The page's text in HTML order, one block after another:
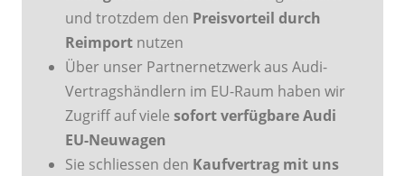
und trotzdem den Preisvorteil durch
Reimport nutzen
Über unser Partnernetzwerk aus Audi-
Vertragshändlern im EU-Raum haben wir
Zugriff auf viele sofort verfügbare Audi
EU-Neuwagen
Sie schliessen den Kaufvertrag mit uns